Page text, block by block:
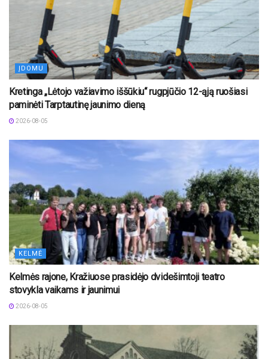
ĮDOMU
Kretinga „Lėtojo važiavimo iššūkiu“ rugpjūčio 12-ąją ruošiasi
paminėti Tarptautinę jaunimo dieną
2026-08-05
KELMĖ
Kelmės rajone, Kražiuose prasidėjo dvidešimtoji teatro
stovykla vaikams ir jaunimui
2026-08-05